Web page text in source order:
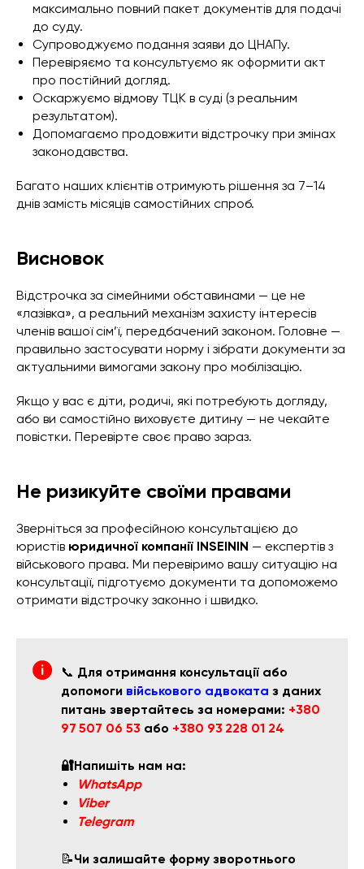
максимально повний пакет документів для подачі
до суду.
Супроводжуємо подання заяви до ЦНАПу.
Перевіряємо та консультуємо як оформити акт
про постійний догляд.
Оскаржуємо відмову ТЦК в суді (з реальним
результатом).
Допомагаємо продовжити відстрочку при змінах
законодавства.
Багато наших клієнтів отримують рішення за 7–14
днів замість місяців самостійних спроб.
Висновок
Відстрочка за сімейними обставинами — це не
«лазівка», а реальний механізм захисту інтересів
членів вашої сім’ї, передбачений законом. Головне —
правильно застосувати норму і зібрати документи за
актуальними вимогами закону про мобілізацію.
Якщо у вас є діти, родичі, які потребують догляду,
або ви самостійно виховуєте дитину — не чекайте
повістки. Перевірте своє право зараз.
Не ризикуйте своїми правами
Зверніться за професійною консультацією до
юристів юридичної компанії INSEININ — експертів з
військового права. Ми перевіримо вашу ситуацію на
консультації, підготуємо документи та допоможемо
отримати відстрочку законно і швидко.
📞 Для отримання консультації або
допомоги військового адвоката з даних
питань звертайтесь за номерами: +380
97 507 06 53 або +380 93 228 01 24
🔐Напишіть нам на:
WhatsApp
Viber
Telegram
📝Чи залишайте форму зворотнього